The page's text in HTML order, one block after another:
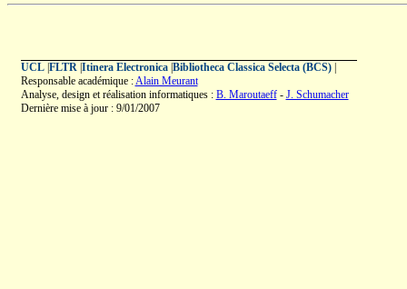
UCL| FLTR| Itinera Electronica| Bibliotheca Classica Selecta (BCS)|
Responsable académique :Alain Meurant
Analyse, design et réalisation informatiques : B. Maroutaeff- J. Schumacher
Dernière mise à jour : 9/01/2007